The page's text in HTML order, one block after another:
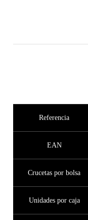
Referencia
EAN
Crucetas por bolsa
Unidades por caja